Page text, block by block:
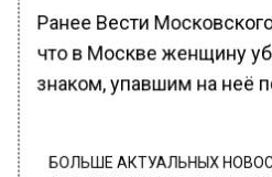
Ранее Вести
что в Москве женщину
знаком, упавшим на неё
БОЛЬШЕ АКТУАЛЬНЫХ